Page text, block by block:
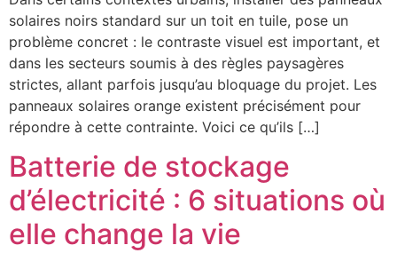
solaires noirs standard sur un toit en tuile, pose un
problème concret : le contraste visuel est important, et
dans les secteurs soumis à des règles paysagères
strictes, allant parfois jusqu’au bloquage du projet. Les
panneaux solaires orange existent précisément pour
répondre à cette contrainte. Voici ce qu’ils […]
Batterie de stockage
d’électricité : 6 situations où
elle change la vie